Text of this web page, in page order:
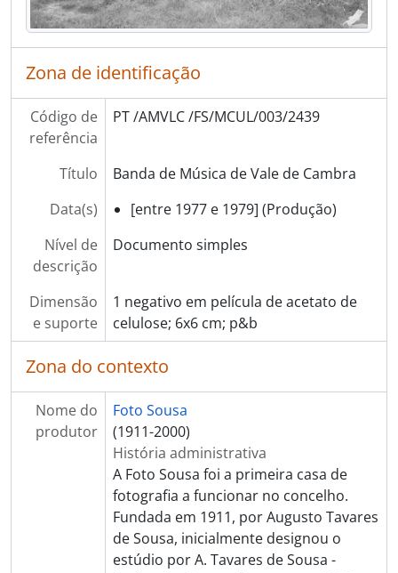
[Séries] Cultura regional
[Séries] Exposições
[Secção] DESPORTO
[Secção] AGRICULTURA
[Secção] COMÉRCIO
[Secção] ENSINO
[Secção] ATIVIDADE POLÍTICA
[Secção] RELIGIÃO
[Secção] ANIMAIS
[Secção] SEGURANÇA PÚBLICA
[Secção] OBRAS PÚBLICAS
[Secção] PATRIMÓNIO
[Secção] ASSOCIAÇÕES
[Secção] EMPRESAS
[Séries] Álbuns de fotografias
[Séries] Livros de registo de clientes
Zona de identificação
Código de
referência
PT /AMVLC /FS/MCUL/003/2439
Título
Banda de Música de Vale de Cambra
Data(s)
[entre 1977 e 1979] (Produção)
Nível de
descrição
Documento simples
Dimensão
e suporte
1 negativo em película de acetato de
celulose; 6x6 cm; p&b
Zona do contexto
Nome do
produtor
Foto Sousa
(1911-2000)
História administrativa
A Foto Sousa foi a primeira casa de
fotografia a funcionar no concelho.
Fundada em 1911, por Augusto Tavares
de Sousa, inicialmente designou o
estúdio por A. Tavares de Sousa -